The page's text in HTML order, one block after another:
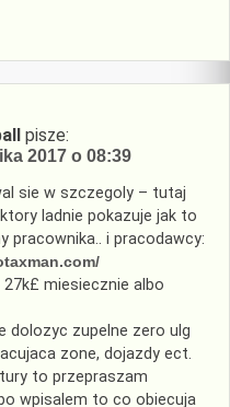
pisze:
2017 o 08:39
sie w szczegoly – tutaj
ladnie pokazuje jak to
pracownika.. i pracodawcy:
miesiecznie albo
dolozyc zupelne zero ulg
zone, dojazdy ect.
to przepraszam
wpisalem to co obiecuja